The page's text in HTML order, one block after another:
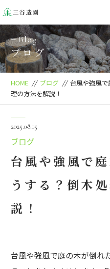
Blog
ブログ
HOME // ブログ // 台風や強風
理の方法を解説！
2025.08.15
ブログ
台風や強風で
うする？倒木
説！
台風や強風で庭の木が倒れ